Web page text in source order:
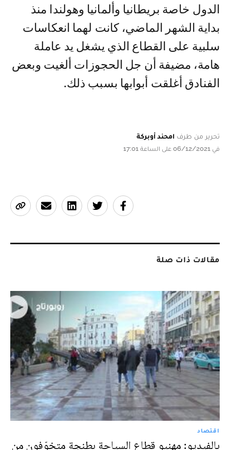
الدول خاصة بريطانيا وألمانيا وهولندا منذ
بداية الشهر الماضي، كانت لهما انعكاسات
سلبية على القطاع الذي يشغل يد عاملة
هامة، مضيفة أن جل الحجوزات ألغيت وبعض
الفنادق أغلقت أبوابها بسبب ذلك.
تحرير من طرف امحند أوبركة
في 06/12/2021 على الساعة 17:01
مقالات ذات صلة
اقتصاد
بالفيديو: مهنيو قطاع السياحة بطنجة متخوّفون من